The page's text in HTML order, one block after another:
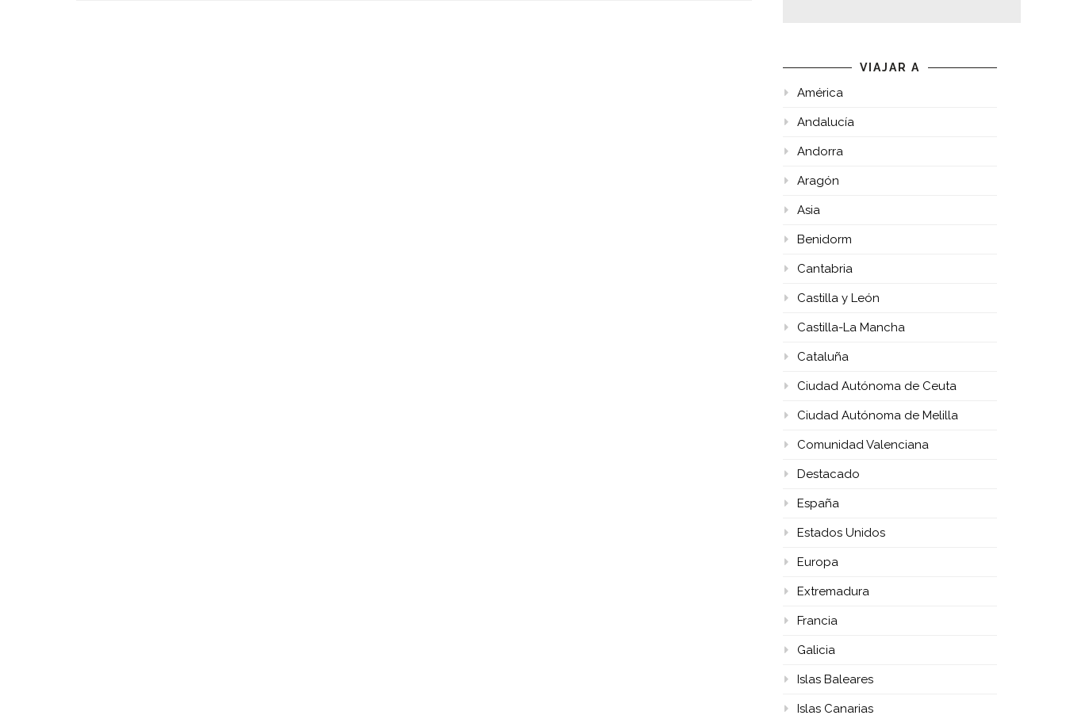
VIAJAR A
América
Andalucía
Andorra
Aragón
Asia
Benidorm
Cantabria
Castilla y León
Castilla-La Mancha
Cataluña
Ciudad Autónoma de Ceuta
Ciudad Autónoma de Melilla
Comunidad Valenciana
Destacado
España
Estados Unidos
Europa
Extremadura
Francia
Galicia
Islas Baleares
Islas Canarias